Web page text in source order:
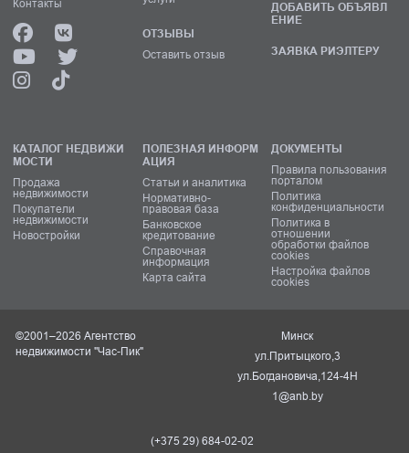
Контакты
ОТЗЫВЫ
Оставить отзыв
ДОБАВИТЬ ОБЪЯВЛ
ЕНИЕ
ЗАЯВКА РИЭЛТЕРУ
КАТАЛОГ НЕДВИЖИ
МОСТИ
Продажа
недвижимости
Покупатели
недвижимости
Новостройки
ПОЛЕЗНАЯ ИНФОРМ
АЦИЯ
Статьи и аналитика
Нормативно-
правовая база
Банковское
кредитование
Справочная
информация
Карта сайта
ДОКУМЕНТЫ
Правила пользования
порталом
Политика
конфиденциальности
Политика в
отношении
обработки файлов
cookies
Настройка файлов
cookies
©2001–2026 Агентство
недвижимости "Час-Пик"
Минск
ул.Притыцкого,3
ул.Богдановича,124-4Н
1@anb.by
(+375 29) 684-02-02